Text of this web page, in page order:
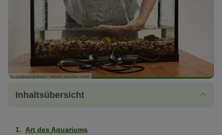
© rodimovpavel / stock.adobe.com
Inhaltsübersicht
Art des Aquariums